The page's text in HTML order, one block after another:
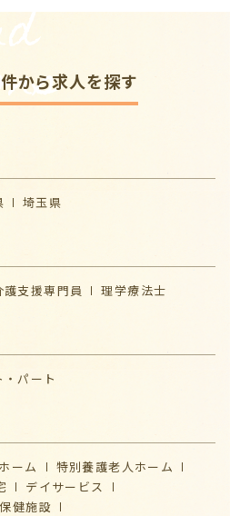
から求人を探す
埼玉県
護支援専門員 理学療法士
パート
ーム
特別養護老人ホーム
デイサービス
健施設